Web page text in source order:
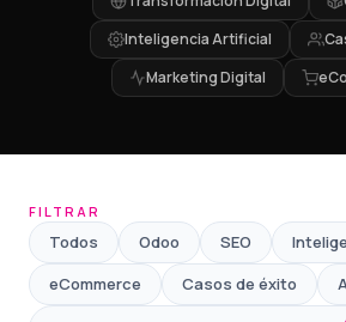
Inteligencia Artificial
Marketing Digital
FILTRAR
Todos Odoo SEO
eCommerce
Casos de éxito